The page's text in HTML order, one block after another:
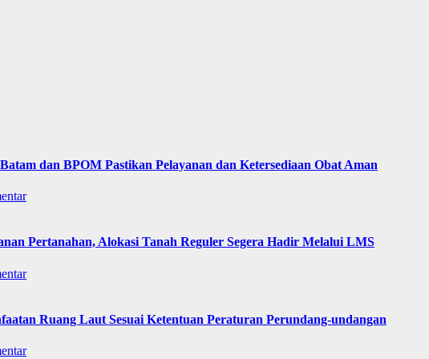
dan BPOM Pastikan Pelayanan dan Ketersediaan Obat Aman
Pertanahan, Alokasi Tanah Reguler Segera Hadir Melalui LMS
Ruang Laut Sesuai Ketentuan Peraturan Perundang-undangan